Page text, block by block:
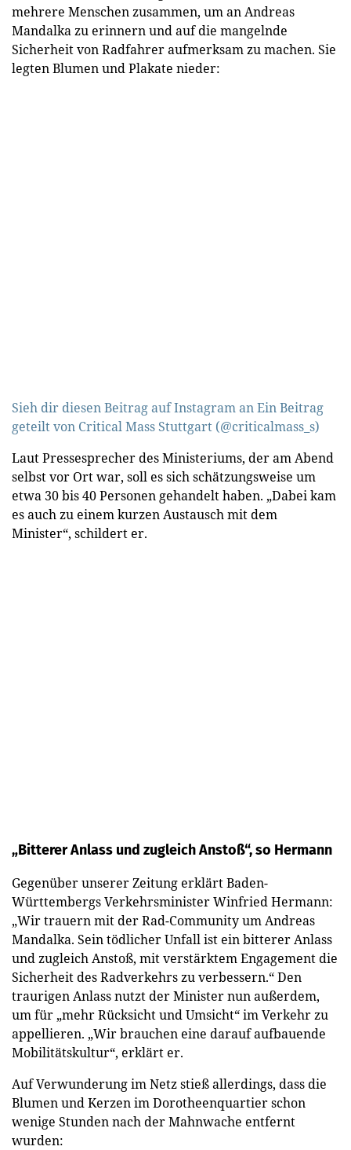
mehrere Menschen zusammen, um an Andreas
Mandalka zu erinnern und auf die mangelnde
Sicherheit von Radfahrer aufmerksam zu machen. Sie
legten Blumen und Plakate nieder:
Sieh dir diesen Beitrag auf Instagram anEin Beitrag
geteilt von Critical Mass Stuttgart (@criticalmass_s)
Laut Pressesprecher des Ministeriums, der am Abend
selbst vor Ort war, soll es sich schätzungsweise um
etwa 30 bis 40 Personen gehandelt haben. „Dabei kam
es auch zu einem kurzen Austausch mit dem
Minister“, schildert er.
„Bitterer Anlass und zugleich Anstoß“, so Hermann
Gegenüber unserer Zeitung erklärt Baden-
Württembergs Verkehrsminister Winfried Hermann:
„Wir trauern mit der Rad-Community um Andreas
Mandalka. Sein tödlicher Unfall ist ein bitterer Anlass
und zugleich Anstoß, mit verstärktem Engagement die
Sicherheit des Radverkehrs zu verbessern.“ Den
traurigen Anlass nutzt der Minister nun außerdem,
um für „mehr Rücksicht und Umsicht“ im Verkehr zu
appellieren. „Wir brauchen eine darauf aufbauende
Mobilitätskultur“, erklärt er.
Auf Verwunderung im Netz stieß allerdings, dass die
Blumen und Kerzen im Dorotheenquartier schon
wenige Stunden nach der Mahnwache entfernt
wurden: